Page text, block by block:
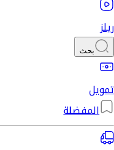
ريلز
بحث
تمويل
المفضلة